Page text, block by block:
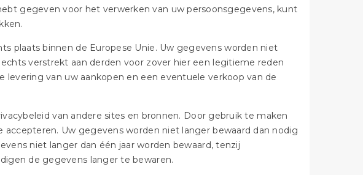
gegeven voor het verwerken van uw persoonsgegevens, kunt
plaats binnen de Europese Unie. Uw gegevens worden niet
verstrekt aan derden voor zover hier een legitieme reden
levering van uw aankopen en een eventuele verkoop van de
van andere sites en bronnen. Door gebruik te maken
Uw gegevens worden niet langer bewaard dan nodig
niet langer dan één jaar worden bewaard, tenzij
de gegevens langer te bewaren.